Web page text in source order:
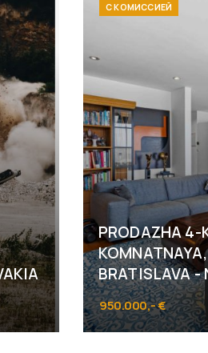
С КОМИССИЕЙ
PRODAZHA 4-
BRATISLAVA -
950.000,- €